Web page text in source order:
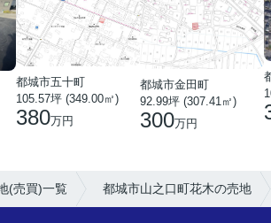
都城市五十町
105.57坪 (349.00㎡)
380万円
都城市金田町
92.99坪 (307.41㎡)
300万円
(売買)一覧 都城市山之口町花木の売地